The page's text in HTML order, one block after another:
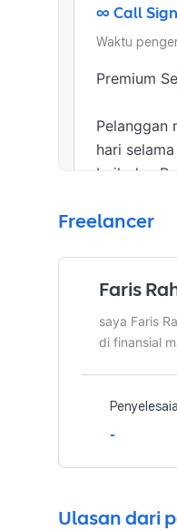
∞ Call
Waktu
Premium
Pelanggan
hari
baik dan
Freelancer
Faris
saya Faris
di finansial
-
Ulasan dari